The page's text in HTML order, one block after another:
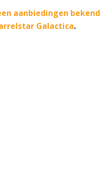
aanbiedingen bekend
Galactica.